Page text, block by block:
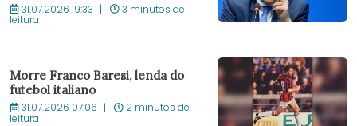
31.07.2026 19:33 3 minutos de
leitura
Morre Franco Baresi, lenda do
futebol italiano
31.07.2026 07:06 2 minutos de
leitura